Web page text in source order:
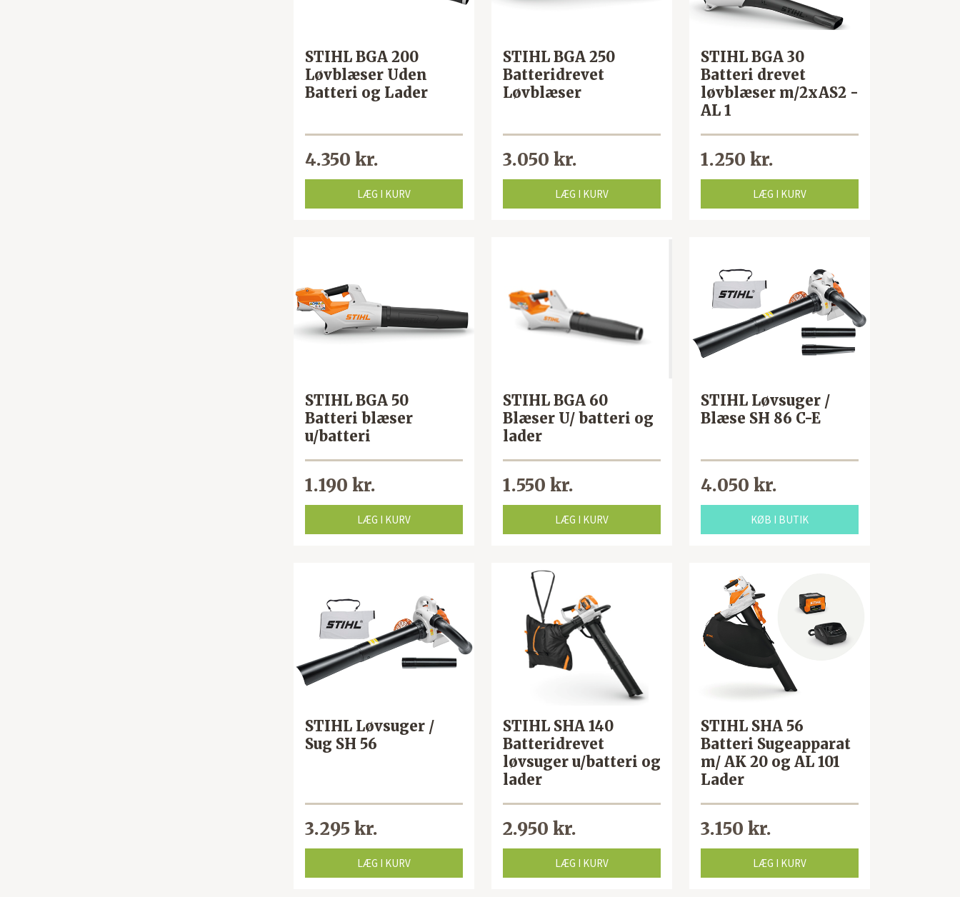
STIHL BGA 200
Løvblæser Uden
Batteri og Lader
4.350 kr.
LÆG I KURV
STIHL BGA 250
Batteridrevet
Løvblæser
3.050 kr.
LÆG I KURV
STIHL BGA 30
Batteri drevet
løvblæser m/2xAS2 -
AL 1
1.250 kr.
LÆG I KURV
STIHL BGA 50
Batteri blæser
u/batteri
1.190 kr.
LÆG I KURV
STIHL BGA 60
Blæser U/ batteri og
lader
1.550 kr.
LÆG I KURV
STIHL Løvsuger /
Blæse SH 86 C-E
4.050 kr.
KØB I BUTIK
STIHL Løvsuger /
Sug SH 56
3.295 kr.
LÆG I KURV
STIHL SHA 140
Batteridrevet
løvsuger u/batteri og
lader
2.950 kr.
LÆG I KURV
STIHL SHA 56
Batteri Sugeapparat
m/ AK 20 og AL 101
Lader
3.150 kr.
LÆG I KURV